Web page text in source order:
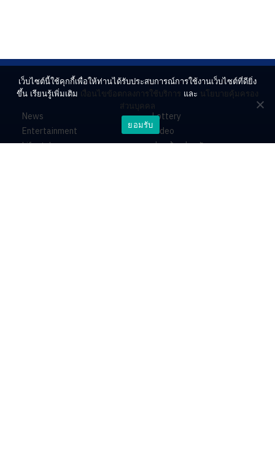
News
Entertainment
Lifestyle
Lottery
Video
ร่วมด้วยช่วยกัน
เว็บไซต์นี้ใช้คุกกี้เพื่อให้ท่านได้รับประสบการณ์การใช้งานเว็บไซต์ที่ดียิ่ง
ขึ้น เรียนรู้เพิ่มเติม เงื่อนไขข้อตกลงการใช้บริการ และ นโยบายคุ้มครอง
ส่วนบุคคล
ยอมรับ